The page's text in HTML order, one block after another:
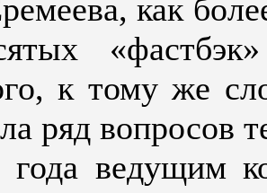
как
к тому же
ряд вопросов
ведущим